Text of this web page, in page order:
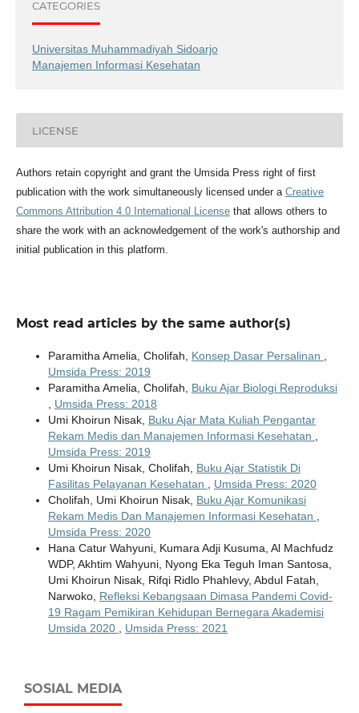
CATEGORIES
Universitas Muhammadiyah Sidoarjo
Manajemen Informasi Kesehatan
LICENSE
Authors retain copyright and grant the Umsida Press right of first
publication with the work simultaneously licensed under a Creative
Commons Attribution 4.0 International Licensethat allows others to
share the work with an acknowledgement of the work's authorship and
initial publication in this platform.
Most read articles by the same author(s)
Paramitha Amelia, Cholifah, Konsep Dasar Persalinan ,
Umsida Press: 2019
Paramitha Amelia, Cholifah, Buku Ajar Biologi Reproduksi
, Umsida Press: 2018
Umi Khoirun Nisak, Buku Ajar Mata Kuliah Pengantar
Rekam Medis dan Manajemen Informasi Kesehatan ,
Umsida Press: 2019
Umi Khoirun Nisak, Cholifah, Buku Ajar Statistik Di
Fasilitas Pelayanan Kesehatan , Umsida Press: 2020
Cholifah, Umi Khoirun Nisak, Buku Ajar Komunikasi
Rekam Medis Dan Manajemen Informasi Kesehatan ,
Umsida Press: 2020
Hana Catur Wahyuni, Kumara Adji Kusuma, Al Machfudz
WDP, Akhtim Wahyuni, Nyong Eka Teguh Iman Santosa,
Umi Khoirun Nisak, Rifqi Ridlo Phahlevy, Abdul Fatah,
Narwoko, Refleksi Kebangsaan Dimasa Pandemi Covid-
19 Ragam Pemikiran Kehidupan Bernegara Akademisi
Umsida 2020 , Umsida Press: 2021
SOSIAL MEDIA